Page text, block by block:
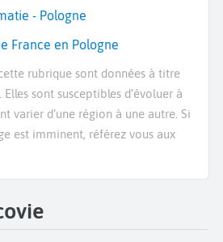
- Pologne
France en Pologne
rubrique sont données à titre
sont susceptibles d’évoluer à
varier d’une région à une autre. Si
est imminent, référez vous aux